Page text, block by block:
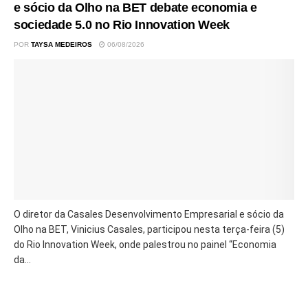
e sócio da Olho na BET debate economia e
sociedade 5.0 no Rio Innovation Week
POR TAYSA MEDEIROS 06/08/2026
O diretor da Casales Desenvolvimento Empresarial e sócio da
Olho na BET, Vinicius Casales, participou nesta terça-feira (5)
do Rio Innovation Week, onde palestrou no painel “Economia
da...